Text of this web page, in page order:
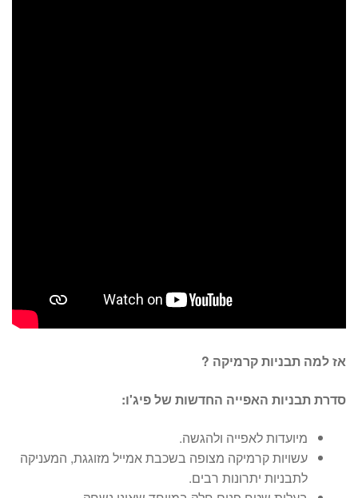
אז למה תבניות קרמיקה ?
סדרת תבניות האפייה החדשות של פיג'ו:
מיועדות לאפייה ולהגשה.
עשויות קרמיקה מצופה בשכבת אמייל מזוגגת, המעניקה
לתבניות יתרונות רבים.